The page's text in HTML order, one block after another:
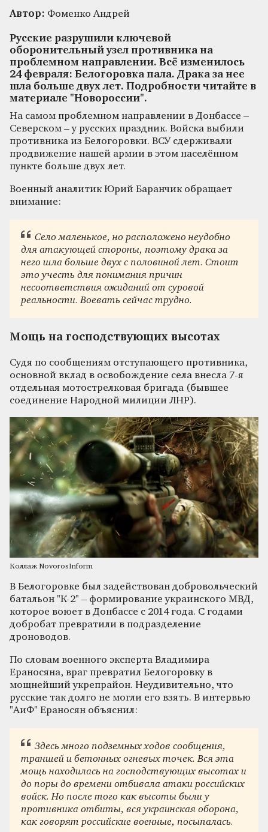
Автор: Фоменко Андрей
Русские разрушили ключевой
оборонительный узел противника на
проблемном направлении. Всё изменилось
24 февраля: Белогоровка пала. Драка за нее
шла больше двух лет. Подробности читайте в
материале "Новороссии".
На самом проблемном направлении в Донбассе –
Северском – у русских праздник. Войска выбили
противника из Белогоровки. ВСУ сдерживали
продвижение нашей армии в этом населённом
пункте больше двух лет.
Военный аналитик Юрий Баранчик обращает
внимание:
Село маленькое, но расположено неудобно
для атакующей стороны, поэтому драка за
него шла больше двух с половиной лет. Стоит
это учесть для понимания причин
несоответствия ожиданий от суровой
реальности. Воевать сейчас трудно.
Мощь на господствующих высотах
Судя по сообщениям отступающего противника,
основной вклад в освобождение села внесла 7-я
отдельная мотострелковая бригада (бывшее
соединение Народной милиции ЛНР).
Коллаж NovorosInform
В Белогоровке был задействован добровольческий
батальон "К-2" – формирование украинского МВД,
которое воюет в Донбассе с 2014 года. С годами
добробат превратили в подразделение
дроноводов.
По словам военного эксперта Владимира
Ераносяна, враг превратил Белогоровку в
мощнейший укрепрайон. Неудивительно, что
русские так долго не могли его взять. В интервью
"АиФ" Ераносян объяснил:
Здесь много подземных ходов сообщения,
траншей и бетонных огневых точек. Вся эта
мощь находилась на господствующих высотах и
до поры до времени отбивала атаки российских
войск. Но после того как высоты были у
противника отбиты, вся украинская оборона,
как говорят российские военные, посыпалась.